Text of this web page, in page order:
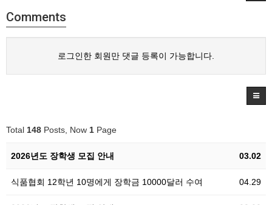
Comments
로그인한 회원만 댓글 등록이 가능합니다.
Total 148 Posts, Now 1 Page
03.02
2026년도 장학생 모집 안내
04.29
식품협회 12학년 10명에게 장학금 10000달러 수여